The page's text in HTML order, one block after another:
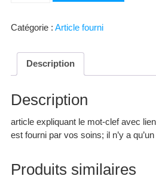
Catégorie : Article fourni
Description
Description
article expliquant le mot-clef avec
est fourni par vos soins; il n’y a
Produits similaires